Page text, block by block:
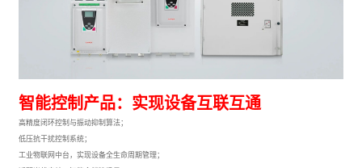
智能控制产品：实现设备互联互通
高精度闭环控制与振动抑制算法；
低压抗干扰控制系统；
工业物联网中台，实现设备全生命周期管理；